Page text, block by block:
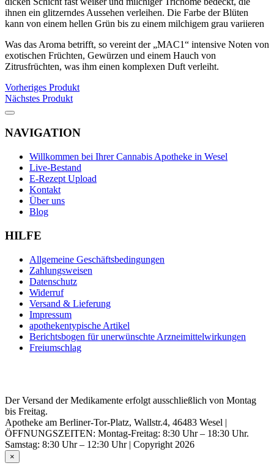
ihnen ein glitzerndes Aussehen verleihen. Die Farbe der Blüten
kann von einem hellen Grün bis zu einem milchigem grau variieren
Was das Aroma betrifft, so vereint der „MAC1“ intensive Noten von
exotischen Früchten, Gewürzen und einem Hauch von
Zitrusfrüchten, was ihm einen komplexen Duft verleiht.
Vorheriges Produkt
Nächstes Produkt
NAVIGATION
Willkommen bei Ihrer Cannabis Apotheke in Wesel
Live-Bestand
E-Rezept Upload
Kontakt
Über uns
Blog
HILFE
Allgemeine Geschäftsbedingungen
Zahlungsweisen
Datenschutz
Widerruf
Versand & Lieferung
Impressum
apothekentypische Artikel
Berichtsbogen für unerwünschte Arzneimittelwirkungen
Freiumschlag
Der Versand der Medikamente erfolgt ausschließlich von Montag
bis Freitag.
Apotheke am Berliner-Tor-Platz, Wallstr.4, 46483 Wesel |
ÖFFNUNGSZEITEN: Montag-Freitag: 8:30 Uhr – 18:30 Uhr.
Samstag: 8:30 Uhr – 12:30 Uhr | Copyright 2026
×